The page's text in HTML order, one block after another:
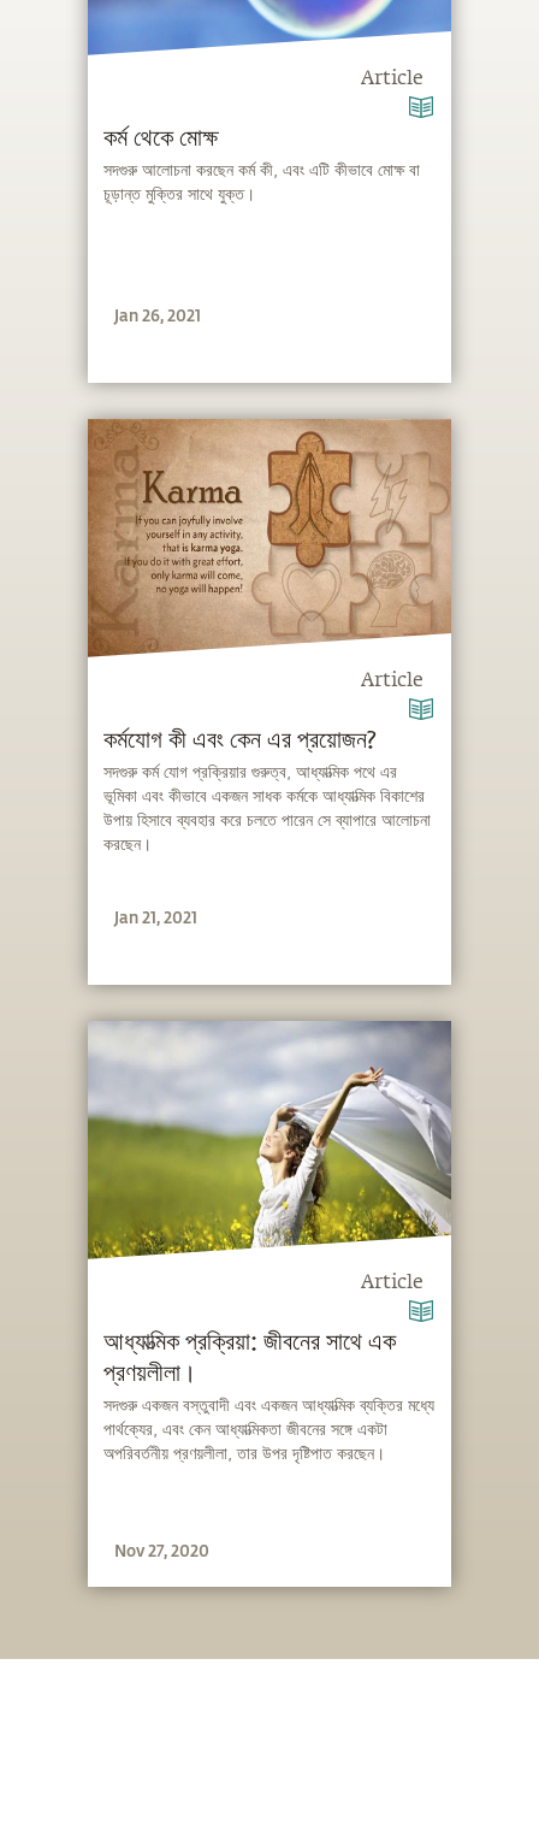
Article
কর্ম থেকে মোক্ষ
সদগুরু আলোচনা করছেন কর্ম কী, এবং এটি কীভাবে মোক্ষ বা
চূড়ান্ত মুক্তির সাথে যুক্ত।
Jan 26, 2021
Article
কর্মযোগ কী এবং কেন এর প্রয়োজন?
সদগুরু কর্ম যোগ প্রক্রিয়ার গুরুত্ব, আধ্যাত্মিক পথে এর
ভূমিকা এবং কীভাবে একজন সাধক কর্মকে আধ্যাত্মিক বিকাশের
উপায় হিসাবে ব্যবহার করে চলতে পারেন সে ব্যাপারে আলোচনা
করছেন।
Jan 21, 2021
Article
আধ্যাত্মিক প্রক্রিয়া: জীবনের সাথে এক
প্রণয়লীলা।
সদগুরু একজন বস্তুবাদী এবং একজন আধ্যাত্মিক ব্যক্তির মধ্যে
পার্থক্যের, এবং কেন আধ্যাত্মিকতা জীবনের সঙ্গে একটা
অপরিবর্তনীয় প্রণয়লীলা, তার উপর দৃষ্টিপাত করছেন।
Nov 27, 2020